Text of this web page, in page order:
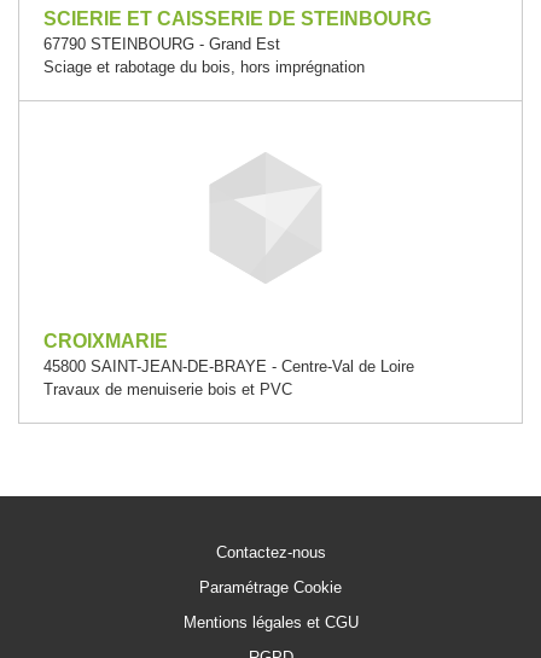
SCIERIE ET CAISSERIE DE STEINBOURG
67790 STEINBOURG - Grand Est
Sciage et rabotage du bois, hors imprégnation
CROIXMARIE
45800 SAINT-JEAN-DE-BRAYE - Centre-Val de Loire
Travaux de menuiserie bois et PVC
Contactez-nous
Paramétrage Cookie
Mentions légales et CGU